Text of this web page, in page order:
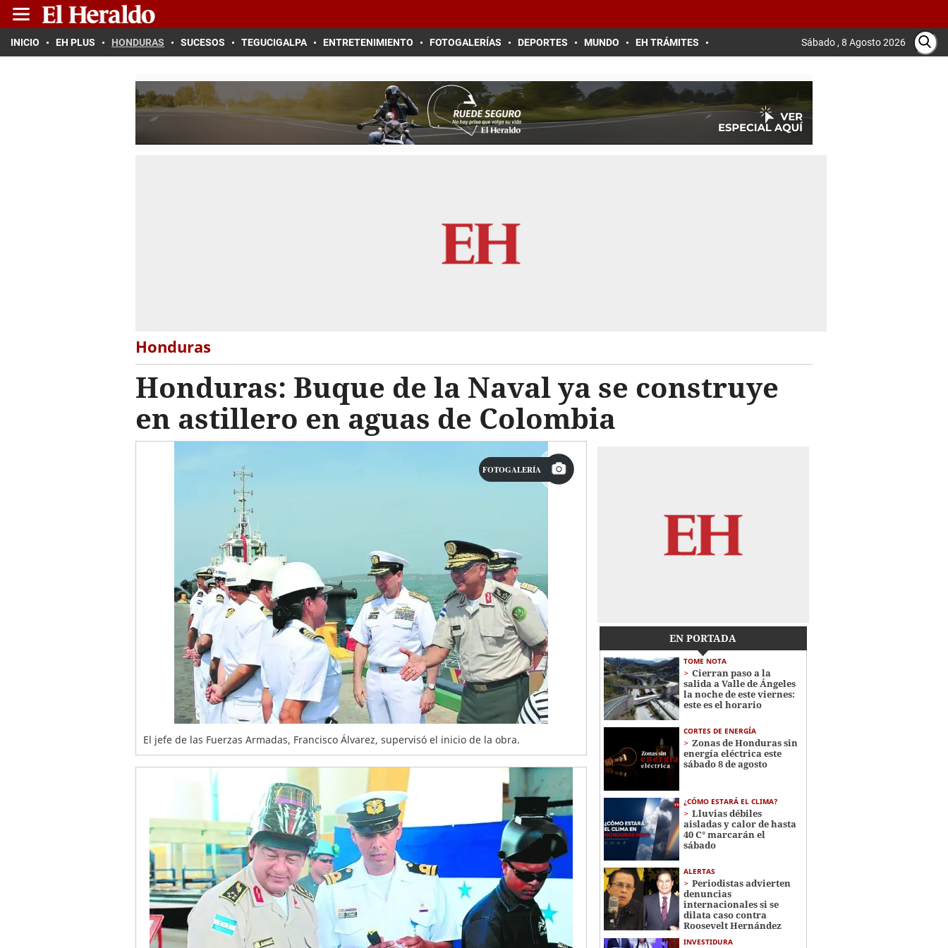
INICIO EH PLUS HONDURAS SUCESOS TEGUCIGALPA ENTRETENIMIENTO FOTOGALERÍAS DEPORTES MUNDO EH TRÁMITES Sábado , 8 Agosto 2026
Honduras
Honduras: Buque de la Naval ya se construye
en astillero en aguas de Colombia
FOTOGALERÍA
El jefe de las Fuerzas Armadas, Francisco Álvarez, supervisó el inicio de la obra.
EN PORTADA
TOME NOTA
Cierran paso a la
salida a Valle de Ángeles
la noche de este viernes:
este es el horario
CORTES DE ENERGÍA
Zonas de Honduras sin
energía eléctrica este
sábado 8 de agosto
¿CÓMO ESTARÁ EL CLIMA?
Lluvias débiles
aisladas y calor de hasta
40 C° marcarán el
sábado
ALERTAS
Periodistas advierten
denuncias
internacionales si se
dilata caso contra
Roosevelt Hernández
INVESTIDURA